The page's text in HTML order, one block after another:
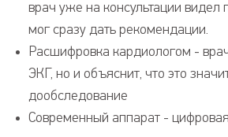
врач уже на консультации видел
мог сразу дать рекомендации.
Расшифровка кардиологом -
ЭКГ, но и объяснит, что это
дообследование
Современный аппарат -